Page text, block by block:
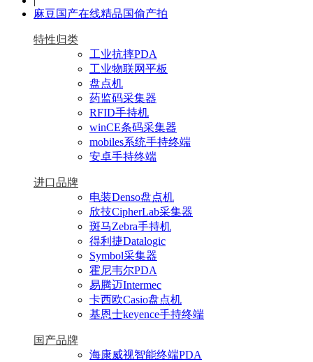
麻豆国产在线精品国偷产拍
特性归类
工业抗摔PDA
工业物联网平板
盘点机
药监码采集器
RFID手持机
winCE条码采集器
mobiles系统手持终端
安卓手持终端
进口品牌
电装Denso盘点机
欣技CipherLab采集器
斑马Zebra手持机
得利捷Datalogic
Symbol采集器
霍尼韦尔PDA
易腾迈Intermec
卡西欧Casio盘点机
基恩士keyence手持终端
国产品牌
海康威视智能终端PDA